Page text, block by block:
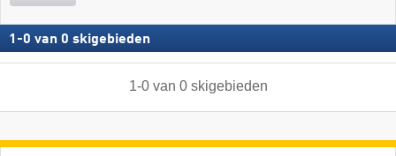
1 -0 van 0 skigebieden
1-0van 0 skigebieden